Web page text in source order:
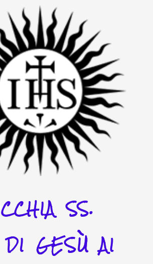
SS.
GESÙ AI